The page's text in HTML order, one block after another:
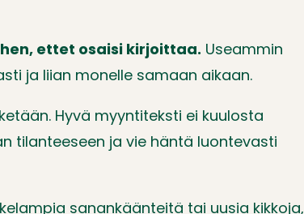
ettet osaisi kirjoittaa. Useammin
ja liian monelle samaan aikaan.
Hyvä myyntiteksti ei kuulosta
tilanteeseen ja vie häntä luontevasti
sanankäänteitä tai uusia kikkoja,